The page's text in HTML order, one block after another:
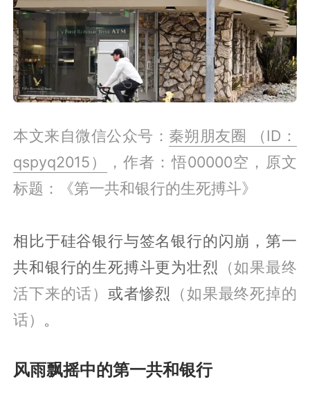
本文来自微信公众号： 秦朔朋友圈 （ID：
qspyq2015）
，作者：悟00000空，原文
标题：《第一共和银行的生死搏斗》
相比于硅谷银行与签名银行的闪崩，第一
共和银行的生死搏斗更为壮烈
（如果最终
活下来的话） 或者惨烈
（如果最终死掉的
话） 。
风雨飘摇中的第一共和银行